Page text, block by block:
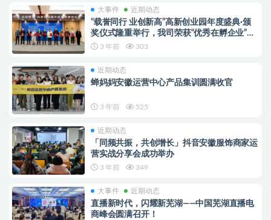
大事件 近期动态
“载誉同行 业创新高”高新创业园年度盛典·颁
奖仪式隆重举行，我司荣获“优秀在孵企业”称
号3 年前 303
近期动态
蝉妈妈安徽运营中心产品集训圆满收官
3 年前 525
近期动态
「同频共振，共创增长」抖音安徽服饰商家运
营实战分享会成功举办
3 年前 349
大事件 近期动态
直播新时代，闪耀新芜湖——中国芜湖直播电
商峰会圆满召开！